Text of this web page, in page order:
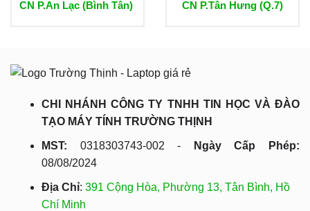
CN P.An Lạc (Bình Tân) CN P.Tân Hưng (Q.7)
CHI NHÁNH CÔNG TY TNHH TIN HỌC VÀ ĐÀO
TẠO MÁY TÍNH TRƯỜNG THỊNH
MST: 0318303743-002 -
Ngày Cấp Phép:
08/08/2024
Địa Chỉ: 391 Cộng Hòa, Phường 13, Tân Bình, Hồ
Chí Minh